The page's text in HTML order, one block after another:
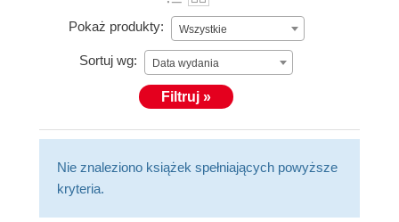
Pokaż produkty: Wszystkie
Sortuj wg: Data wydania
Filtruj »
Nie znaleziono książek spełniających powyższe
kryteria.